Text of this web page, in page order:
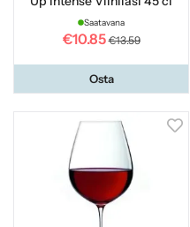
Saatavana
€10.85 €13.59
Osta